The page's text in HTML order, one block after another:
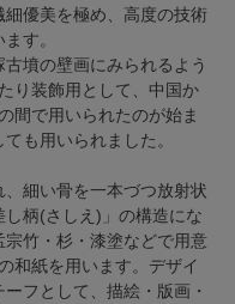
優美を極め、高度の技術
す。
墳の壁画にみられるよう
り装飾用として、中国か
間で用いられたのが始ま
も用いられました。
細い骨を一本づつ放射状
柄(さしえ)」の構造にな
竹・杉・漆塗などで用意
和紙を用います。デザイ
フとして、描絵・版画・